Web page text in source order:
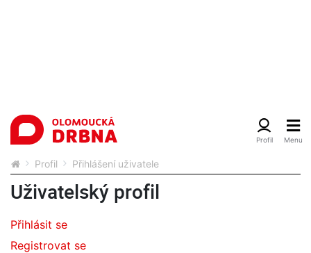
Profil Přihlášení uživatele
Uživatelský profil
Přihlásit se
Registrovat se